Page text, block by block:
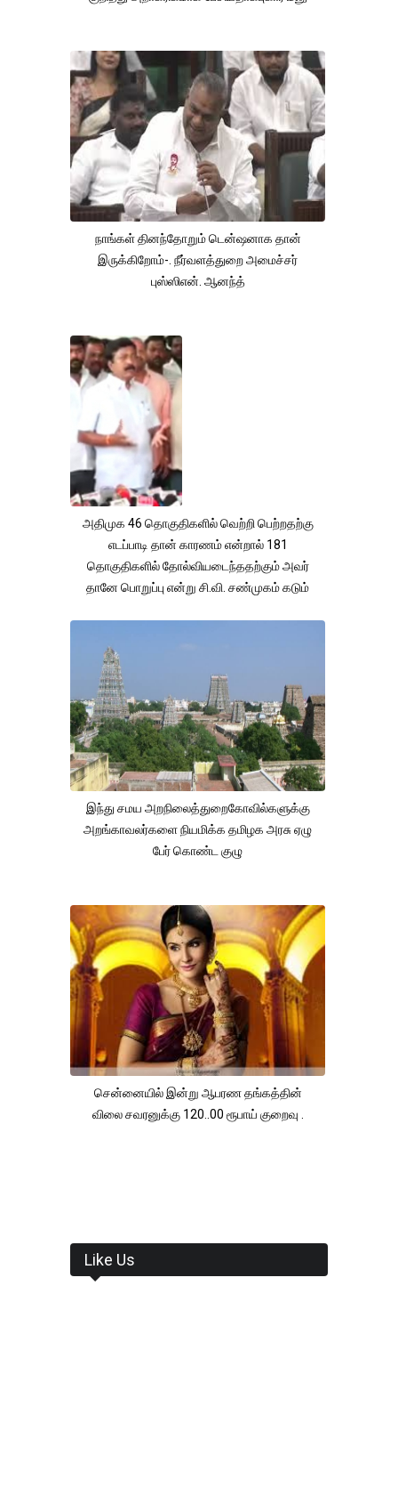
நாங்கள் தினந்தோறும் டென்ஷனாக தான்
இருக்கிறோம்-. நீர்வளத்துறை அமைச்சர்
புஸ்ஸிஎன். ஆனந்த்
அதிமுக 46 தொகுதிகளில் வெற்றி பெற்றதற்கு
எடப்பாடி தான் காரணம் என்றால் 181
தொகுதிகளில் தோல்வியடைந்ததற்கும் அவர்
தானே பொறுப்பு என்று சி.வி. சண்முகம் கடும்
இந்து சமய அறநிலைத்துறைகோவில்களுக்கு
அறங்காவலர்களை நியமிக்க தமிழக அரசு ஏழு
பேர் கொண்ட குழு
சென்னையில் இன்று ஆபரண தங்கத்தின்
விலை சவரனுக்கு 120..00 ரூபாய் குறைவு .
Like Us